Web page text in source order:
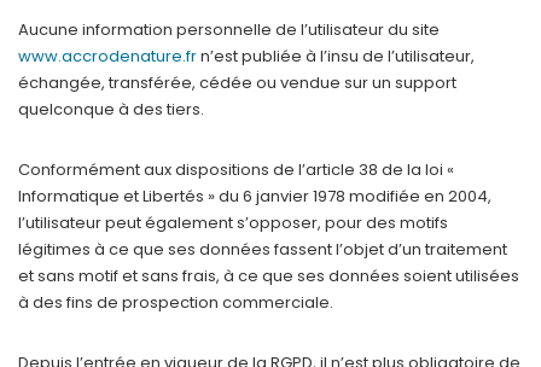
Aucune information personnelle de l’utilisateur du site
www.accrodenature.frn’est publiée à l’insu de l’utilisateur,
échangée, transférée, cédée ou vendue sur un support
quelconque à des tiers.
Conformément aux dispositions de l’article 38 de la loi «
Informatique et Libertés » du 6 janvier 1978 modifiée en 2004,
l’utilisateur peut également s’opposer, pour des motifs
légitimes à ce que ses données fassent l’objet d’un traitement
et sans motif et sans frais, à ce que ses données soient utilisées
à des fins de prospection commerciale.